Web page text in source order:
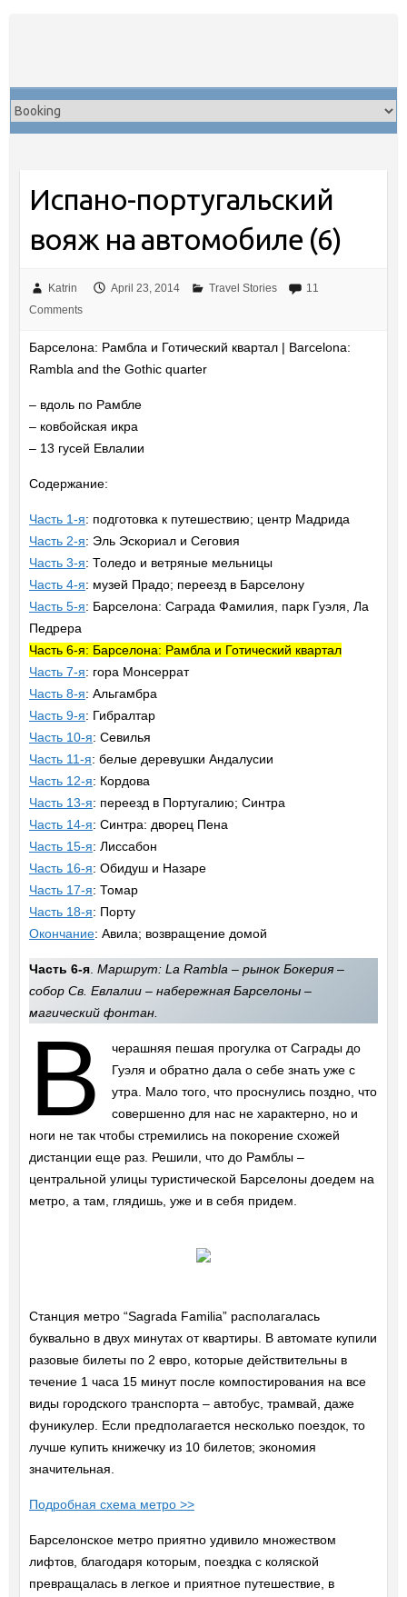
Испано-португальский
вояж на автомобиле (6)
Katrin April 23, 2014 Travel Stories
11
Comments
Барселона: Рамбла и Готический квартал | Barcelona:
Rambla and the Gothic quarter
– вдоль по Рамбле
– ковбойская икра
– 13 гусей Евлалии
Содержание:
Часть 1-я: подготовка к путешествию; центр Мадрида
Часть 2-я: Эль Эскориал и Сеговия
Часть 3-я: Толедо и ветряные мельницы
Часть 4-я: музей Прадо; переезд в Барселону
Часть 5-я: Барселона: Саграда Фамилия, парк Гуэля, Ла
Педрера
Часть 6-я: Барселона: Рамбла и Готический квартал
Часть 7-я: гора Монсеррат
Часть 8-я: Альгамбра
Часть 9-я: Гибралтар
Часть 10-я: Севилья
Часть 11-я: белые деревушки Андалусии
Часть 12-я: Кордова
Часть 13-я: переезд в Португалию; Синтра
Часть 14-я: Синтра: дворец Пена
Часть 15-я: Лиссабон
Часть 16-я: Обидуш и Назаре
Часть 17-я: Томар
Часть 18-я: Порту
Окончание: Авила; возвращение домой
Часть 6-я. Маршрут: La Rambla – рынок Бокерия –
собор Св. Евлалии – набережная Барселоны –
магический фонтан.
В
черашняя пешая прогулка от Саграды до
Гуэля и обратно дала о себе знать уже с
утра. Мало того, что проснулись поздно, что
совершенно для нас не характерно, но и
ноги не так чтобы стремились на покорение схожей
дистанции еще раз. Решили, что до Рамблы –
центральной улицы туристической Барселоны доедем на
метро, а там, глядишь, уже и в себя придем.
Станция метро “Sagrada Familia” располагалась
буквально в двух минутах от квартиры. В автомате купили
разовые билеты по 2 евро, которые действительны в
течение 1 часа 15 минут после компостирования на все
виды городского транспорта – автобус, трамвай, даже
фуникулер. Если предполагается несколько поездок, то
лучше купить книжечку из 10 билетов; экономия
значительная.
Подробная схема метро >>
Барселонское метро приятно удивило множеством
лифтов, благодаря которым, поездка с коляской
превращалась в легкое и приятное путешествие, в